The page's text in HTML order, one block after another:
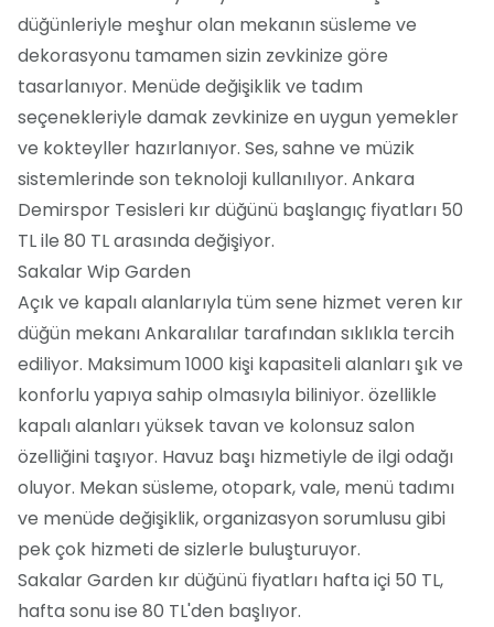
düğünleriyle meşhur olan mekanın süsleme ve
dekorasyonu tamamen sizin zevkinize göre
tasarlanıyor. Menüde değişiklik ve tadım
seçenekleriyle damak zevkinize en uygun yemekler
ve kokteyller hazırlanıyor. Ses, sahne ve müzik
sistemlerinde son teknoloji kullanılıyor. Ankara
Demirspor Tesisleri kır düğünü başlangıç fiyatları 50
TL ile 80 TL arasında değişiyor.
Sakalar Wip Garden
Açık ve kapalı alanlarıyla tüm sene hizmet veren kır
düğün mekanı Ankaralılar tarafından sıklıkla tercih
ediliyor. Maksimum 1000 kişi kapasiteli alanları şık ve
konforlu yapıya sahip olmasıyla biliniyor. özellikle
kapalı alanları yüksek tavan ve kolonsuz salon
özelliğini taşıyor. Havuz başı hizmetiyle de ilgi odağı
oluyor. Mekan süsleme, otopark, vale, menü tadımı
ve menüde değişiklik, organizasyon sorumlusu gibi
pek çok hizmeti de sizlerle buluşturuyor.
Sakalar Garden kır düğünü fiyatları hafta içi 50 TL,
hafta sonu ise 80 TL'den başlıyor.